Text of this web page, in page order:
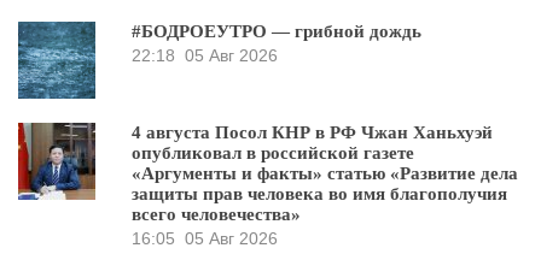
#БОДРОЕУТРО — грибной дождь
22:18 05 Авг 2026
4 августа Посол КНР в РФ Чжан Ханьхуэй
опубликовал в российской газете
«Аргументы и факты» статью «Развитие дела
защиты прав человека во имя благополучия
всего человечества»
16:05 05 Авг 2026